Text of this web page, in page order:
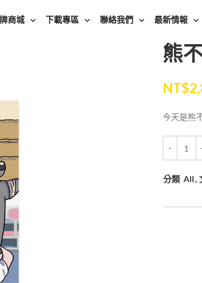
商城 下載專區 聯絡我們 最新情報
熊
NT$
今天是熊
分類 All,